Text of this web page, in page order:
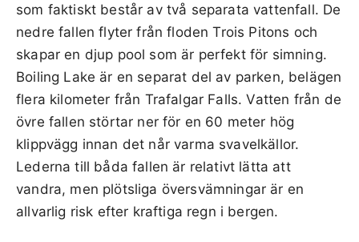
som faktiskt består av två separata vattenfall. De
nedre fallen flyter från floden Trois Pitons och
skapar en djup pool som är perfekt för simning.
Boiling Lake är en separat del av parken, belägen
flera kilometer från Trafalgar Falls. Vatten från de
övre fallen störtar ner för en 60 meter hög
klippvägg innan det når varma svavelkällor.
Lederna till båda fallen är relativt lätta att
vandra, men plötsliga översvämningar är en
allvarlig risk efter kraftiga regn i bergen.